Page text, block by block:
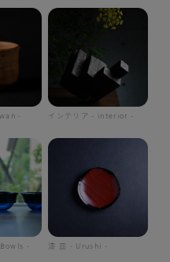
- インテリア - interior -
- 漆 皿 - Urushi -